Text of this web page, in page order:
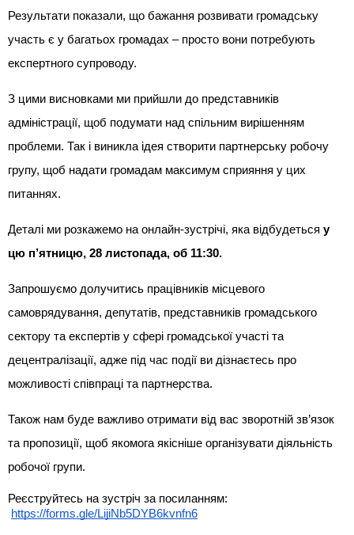
Результати показали, що бажання розвивати громадську
участь є у багатьох громадах – просто вони потребують
експертного супроводу.
З цими висновками ми прийшли до представників
адміністрації, щоб подумати над спільним вирішенням
проблеми. Так і виникла ідея створити партнерську робочу
групу, щоб надати громадам максимум сприяння у цих
питаннях.
Деталі ми розкажемо на онлайн-зустрічі, яка відбудеться у
цю п’ятницю, 28 листопада, об 11:30.
Запрошуємо долучитись працівників місцевого
самоврядування, депутатів, представників громадського
сектору та експертів у сфері громадської участі та
децентралізації, адже під час події ви дізнаєтесь про
можливості співпраці та партнерства.
Також нам буде важливо отримати від вас зворотній зв’язок
та пропозиції, щоб якомога якісніше організувати діяльність
робочої групи.
Реєструйтесь на зустріч за посиланням:
https://forms.gle/LijiNb5DYB6kvnfn6